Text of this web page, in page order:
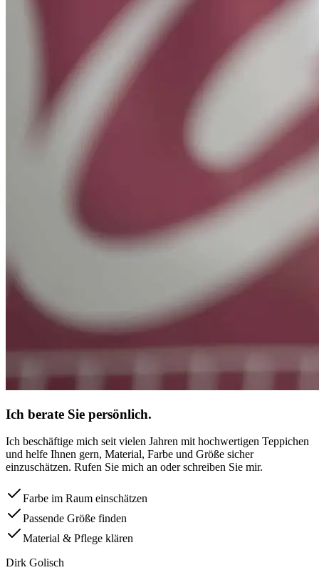
Ich berate Sie persönlich.
Ich beschäftige mich seit vielen Jahren mit hochwertigen Teppichen
und helfe Ihnen gern, Material, Farbe und Größe sicher
einzuschätzen. Rufen Sie mich an oder schreiben Sie mir.
Farbe im Raum einschätzen
Passende Größe finden
Material & Pflege klären
Dirk Golisch